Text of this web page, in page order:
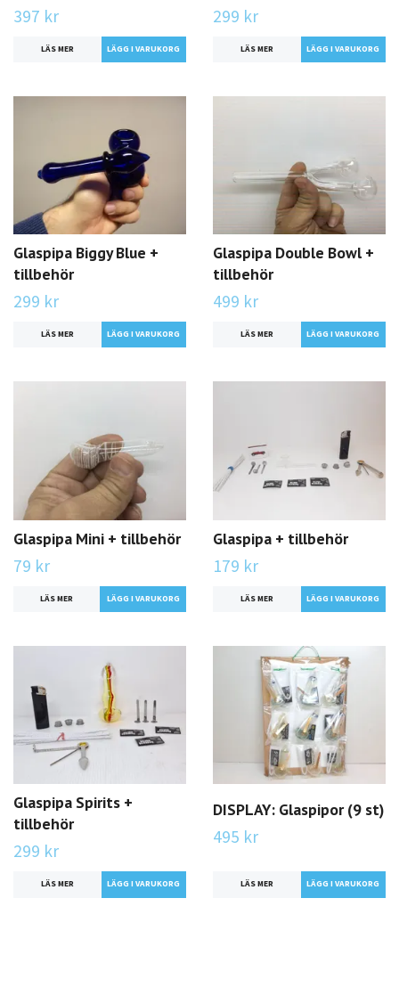
397 kr
LÄS MER
299 kr
LÄS MER
Glaspipa Biggy Blue +
tillbehör
299 kr
LÄS MER
Glaspipa Double Bowl +
tillbehör
499 kr
LÄS MER
Glaspipa Mini + tillbehör
79 kr
LÄS MER LÄGG I VARUKORG
Glaspipa + tillbehör
179 kr
LÄS MER
Glaspipa Spirits +
tillbehör
299 kr
LÄS MER
DISPLAY: Glaspipor (9 st)
495 kr
LÄS MER